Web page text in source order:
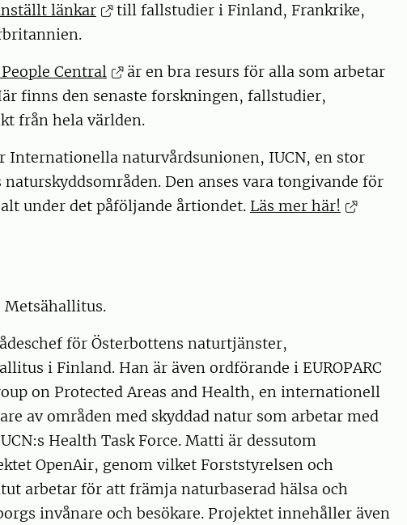
länkar
till fallstudier i Finland, Frankrike,
Central
är en bra resurs för alla som arbetar
finns den senaste forskningen, fallstudier,
från hela världen.
Internationella naturvårdsunionen, IUCN, en stor
Den anses vara tongivande för
under det påföljande årtiondet. Läs mer här!
Metsähallitus.
för Österbottens naturtjänster,
i Finland. Han är även ordförande i EUROPARC
on Protected Areas and Health, en internationell
av områden med skyddad natur som arbetar med
Health Task Force. Matti är dessutom
OpenAir, genom vilket Forststyrelsen och
arbetar för att främja naturbaserad hälsa och
invånare och besökare. Projektet innehåller även